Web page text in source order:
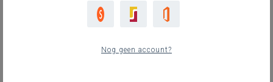
Bouw met een organisatie uit
Nog geen account?